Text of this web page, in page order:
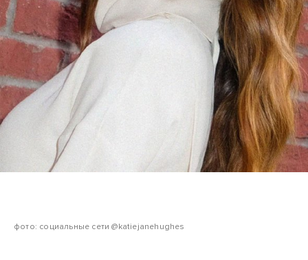
фото: социальные сети @katiejanehughes